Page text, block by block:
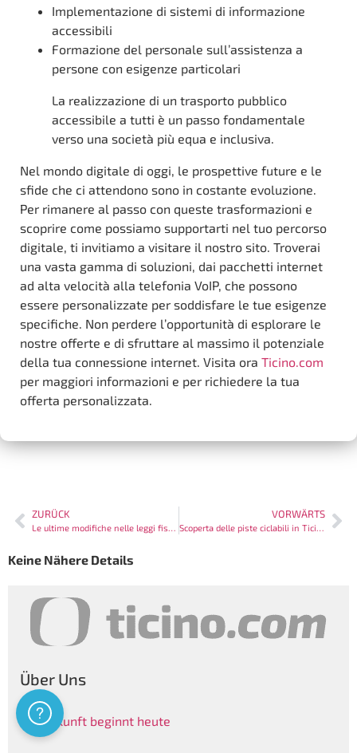
Implementazione di sistemi di informazione
accessibili
Formazione del personale sull’assistenza a
persone con esigenze particolari
La realizzazione di un trasporto pubblico
accessibile a tutti è un passo fondamentale
verso una società più equa e inclusiva.
Nel mondo digitale di oggi, le prospettive future e le
sfide che ci attendono sono in costante evoluzione.
Per rimanere al passo con queste trasformazioni e
scoprire come possiamo supportarti nel tuo percorso
digitale, ti invitiamo a visitare il nostro sito. Troverai
una vasta gamma di soluzioni, dai pacchetti internet
ad alta velocità alla telefonia VoIP, che possono
essere personalizzate per soddisfare le tue esigenze
specifiche. Non perdere l’opportunità di esplorare le
nostre offerte e di sfruttare al massimo il potenziale
della tua connessione internet. Visita ora Ticino.com
per maggiori informazioni e per richiedere la tua
offerta personalizzata.
ZURÜCK
Le ultime modifiche nelle leggi fiscali in Ticino: Cosa devi sapere
VORWÄRTS
Scoperta delle piste ciclabili in Ticino: un itinerario verde
Keine Nähere Details
Über Uns
Die Zukunft beginnt heute
Assistenza